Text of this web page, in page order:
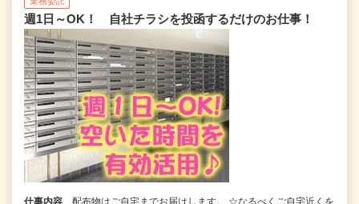
週1日～OK！ 自社チラシを投函するだけのお仕事！
仕事内容
配布物はご自宅までお届けします。 ☆なるべくご自宅近くを